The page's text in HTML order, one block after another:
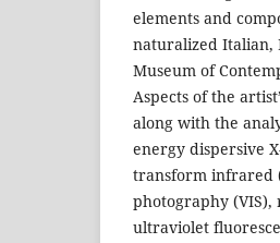
elements and
naturalized Italian,
Museum of
Aspects of the
along with the
energy dispersive
transform infrared
photography (VIS),
ultraviolet